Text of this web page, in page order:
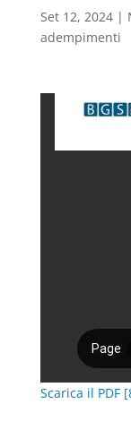
Set 12, 2024|
adempimenti
Scarica il PDF